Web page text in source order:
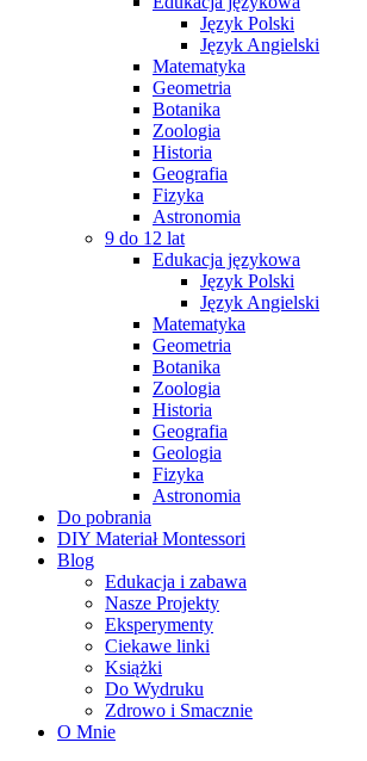
Język Polski
Język Angielski
Matematyka
Geometria
Botanika
Zoologia
Historia
Geografia
Fizyka
Astronomia
9 do 12 lat
Edukacja językowa
Język Polski
Język Angielski
Matematyka
Geometria
Botanika
Zoologia
Historia
Geografia
Geologia
Fizyka
Astronomia
Do pobrania
DIY Materiał Montessori
Blog
Edukacja i zabawa
Nasze Projekty
Eksperymenty
Ciekawe linki
Książki
Do Wydruku
Zdrowo i Smacznie
O Mnie